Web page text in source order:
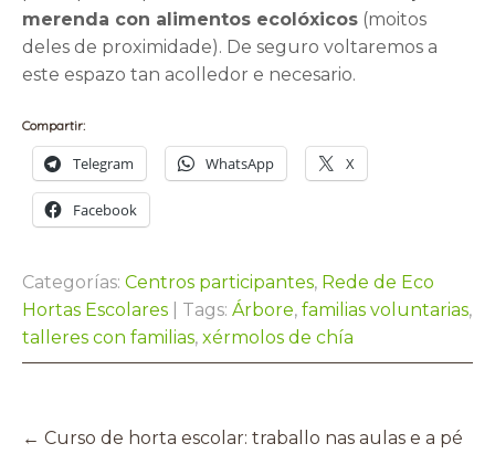
merenda con alimentos ecolóxicos (moitos
deles de proximidade). De seguro voltaremos a
este espazo tan acolledor e necesario.
Compartir:
Telegram WhatsApp X
Facebook
Categorías: Centros participantes, Rede de Eco
Hortas Escolares
| Tags: Árbore, familias voluntarias,
talleres con familias, xérmolos de chía
navigation
← Curso de horta escolar: traballo nas aulas e a pé